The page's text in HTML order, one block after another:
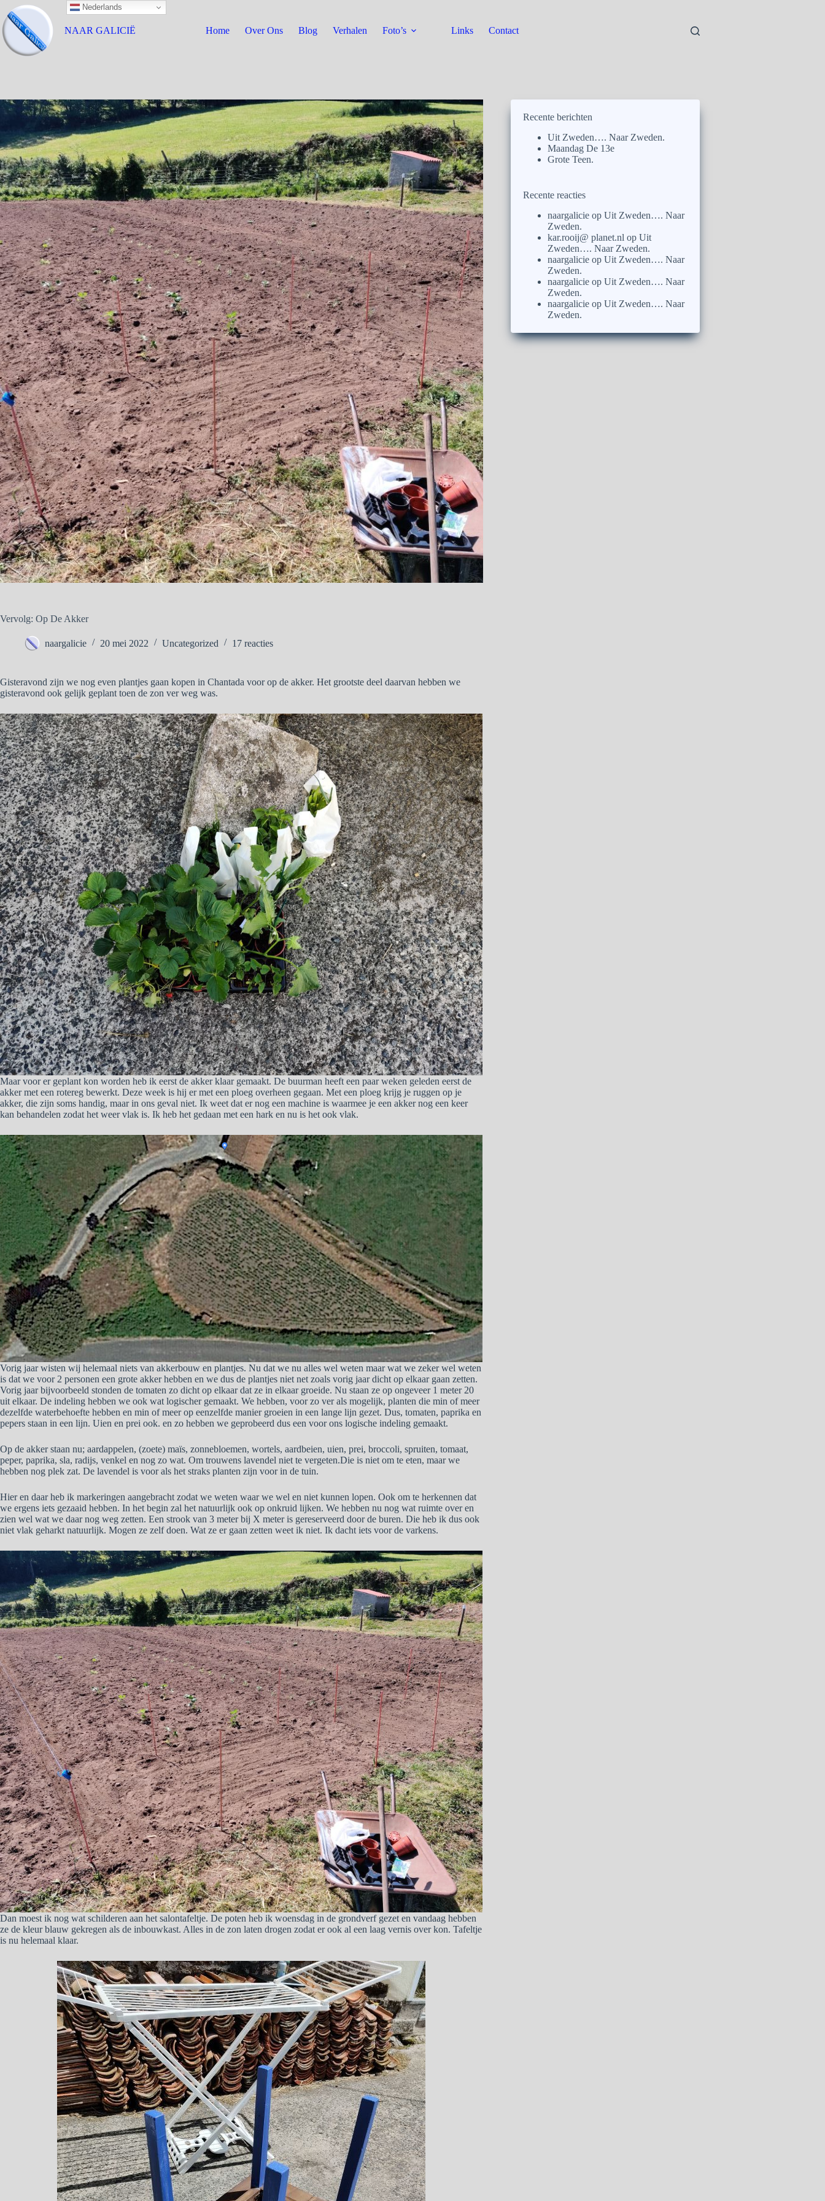
NAAR GALICIË Home Over Ons Blog Verhalen Foto’s Links Contact
Vervolg: Op De Akker
naargalicie 20 mei 2022 Uncategorized 17 reacties
Gisteravond zijn we nog even plantjes gaan kopen in Chantada voor op de akker. Het grootste deel daarvan hebben we
gisteravond ook gelijk geplant toen de zon ver weg was.
Maar voor er geplant kon worden heb ik eerst de akker klaar gemaakt. De buurman heeft een paar weken geleden eerst de
akker met een rotereg bewerkt. Deze week is hij er met een ploeg overheen gegaan. Met een ploeg krijg je ruggen op je
akker, die zijn soms handig, maar in ons geval niet. Ik weet dat er nog een machine is waarmee je een akker nog een keer
kan behandelen zodat het weer vlak is. Ik heb het gedaan met een hark en nu is het ook vlak.
Vorig jaar wisten wij helemaal niets van akkerbouw en plantjes. Nu dat we nu alles wel weten maar wat we zeker wel weten
is dat we voor 2 personen een grote akker hebben en we dus de plantjes niet net zoals vorig jaar dicht op elkaar gaan zetten.
Vorig jaar bijvoorbeeld stonden de tomaten zo dicht op elkaar dat ze in elkaar groeide. Nu staan ze op ongeveer 1 meter 20
uit elkaar. De indeling hebben we ook wat logischer gemaakt. We hebben, voor zo ver als mogelijk, planten die min of meer
dezelfde waterbehoefte hebben en min of meer op eenzelfde manier groeien in een lange lijn gezet. Dus, tomaten, paprika en
pepers staan in een lijn. Uien en prei ook. en zo hebben we geprobeerd dus een voor ons logische indeling gemaakt.
Op de akker staan nu; aardappelen, (zoete) maïs, zonnebloemen, wortels, aardbeien, uien, prei, broccoli, spruiten, tomaat,
peper, paprika, sla, radijs, venkel en nog zo wat. Om trouwens lavendel niet te vergeten.Die is niet om te eten, maar we
hebben nog plek zat. De lavendel is voor als het straks planten zijn voor in de tuin.
Hier en daar heb ik markeringen aangebracht zodat we weten waar we wel en niet kunnen lopen. Ook om te herkennen dat
we ergens iets gezaaid hebben. In het begin zal het natuurlijk ook op onkruid lijken. We hebben nu nog wat ruimte over en
zien wel wat we daar nog weg zetten. Een strook van 3 meter bij X meter is gereserveerd door de buren. Die heb ik dus ook
niet vlak geharkt natuurlijk. Mogen ze zelf doen. Wat ze er gaan zetten weet ik niet. Ik dacht iets voor de varkens.
Dan moest ik nog wat schilderen aan het salontafeltje. De poten heb ik woensdag in de grondverf gezet en vandaag hebben
ze de kleur blauw gekregen als de inbouwkast. Alles in de zon laten drogen zodat er ook al een laag vernis over kon. Tafeltje
is nu helemaal klaar.
Recente berichten
Uit Zweden…. Naar Zweden.
Maandag De 13e
Grote Teen.
Recente reacties
naargalicie opUit Zweden…. Naar
Zweden.
kar.rooij@ planet.nl opUit
Zweden…. Naar Zweden.
naargalicie opUit Zweden…. Naar
Zweden.
naargalicie opUit Zweden…. Naar
Zweden.
naargalicie opUit Zweden…. Naar
Zweden.
Nederlands